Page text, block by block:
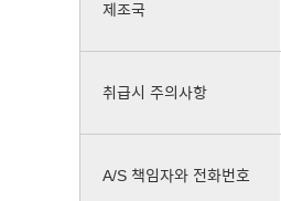
제조국
취급시 주의사항
A/S 책임자와 전화번호